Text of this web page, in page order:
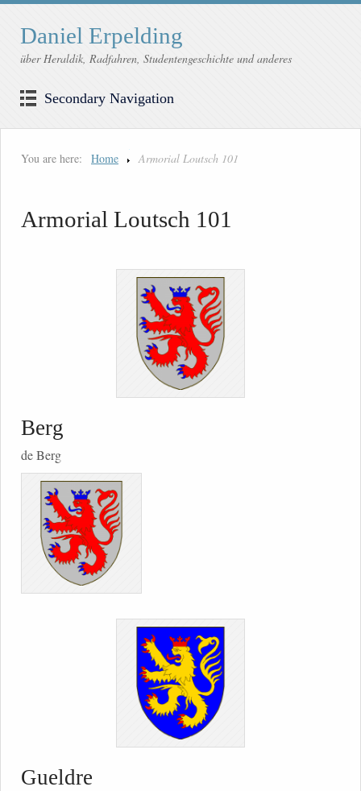
Daniel Erpelding
über Heraldik, Radfahren, Studentengeschichte und anderes
Secondary Navigation
You are here: Home Armorial Loutsch 101
Armorial Loutsch 101
Berg
de Berg
Gueldre